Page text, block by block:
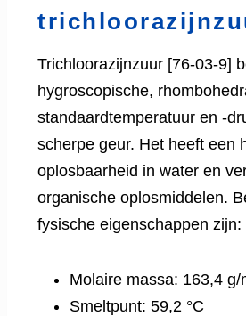
Trichloorazijnzuur [76-03-9]
hygroscopische,
standaardtemperatuur en -
scherpe geur. Het heeft een
oplosbaarheid in water en
organische oplosmiddelen.
fysische eigenschappen zijn:
Molaire massa: 163,4 g/
Smeltpunt: 59,2 °C